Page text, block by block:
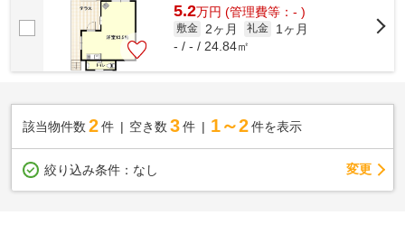
5.2万円 (管理費等：- )
敷金 2ヶ月 礼金
1ヶ月
- / - / 24.84㎡
該当物件数 2件 空き数 3 件 1～2 件を表示
絞り込み条件： なし 変更